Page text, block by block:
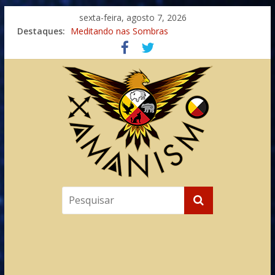
sexta-feira, agosto 7, 2026
Destaques: Meditando nas Sombras
Autosuficiência: A Jornada do Espírito Ancestral
Xamanismo Universal
Totens – Caminho Espiritual – Crescimento
Imaginação na Cura